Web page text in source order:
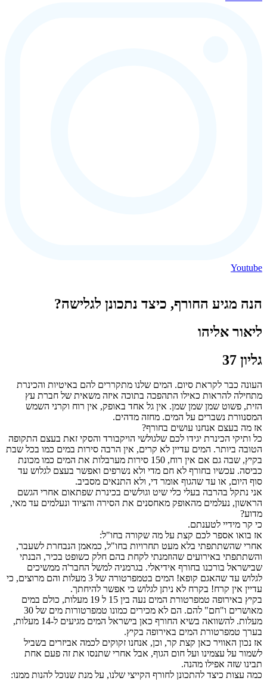
Youtube
הנה מגיע החורף, כיצד נתכונן לגלישה?
ליאור אליהו
גליון 37
העונה כבר לקראת סיום. המים שלנו מתקררים להם באיטיות והכינרת
מתחילה להראות כאילו התהפכה בתוכה איזה משאית של חברת עץ
הזית, פשוט שמן שמן שמן. אין גל אחד באופק, אין רוח וקרני השמש
המסנוורת נשברים על המים. מחזה מדהים.
אז מה בעצם אנחנו עושים בחורף?
כל ותיקי הכינרת יגידו לכם שלגולשי הויקבורד והסקי זאת בעצם התקופה
הטובה ביותר. המים עדיין לא קרים, אין הרבה סירות במים כמו בכל שבת
בקיץ, שבה גם אם אין רוח, 150 סירות מערבלות את המים כמו מכונת
כביסה. עכשיו בחורף לא חם מדי ולא נשרפים ואפשר בעצם לגלוש עד
סוף היום, או עד שהגוף אומר די, ולא התנאים מסביב.
אני נתקל בהרבה בעלי כלי שיט וגולשים בכינרת שפתאום אחרי הגשם
הראשון, נעלמים מהאופק מאחסנים את הסירה והציוד ונעלמים עד מאי,
מדוע?
כי קר מידיי לטענתם.
אז בואו אספר לכם קצת על מה שקורה בחו"ל:
אחרי שהשתתפתי בלא מעט תחרויות בחו"ל, כמאמן הנבחרת לשעבר,
והשתתפתי באירועים שהוזמנתי לקחת בהם חלק כשופט בכיר, הבנתי
שבישראל בורכנו בחורף אידיאלי. בגרמניה למשל החבר'ה ממשיכים
לגלוש עד שהאגם קופא! המים בטמפרטורה של 3 מעלות והם מרוצים, כי
עדיין אין קרח! בקרח לא ניתן לגלוש כי אפשר להיחתך.
בקיץ באירופה טמפרטורת המים נעה בין 15 ל 19 מעלות, כולם במים
מאושרים ו"חם" להם. הם לא מכירים כמונו טמפרטורות מים של 30
מעלות. להשוואה בשיא החורף כאן בישראל המים מגיעים ל-14 מעלות,
בערך טמפרטורת המים באירופה בקיץ.
אז נכון האוויר כאן קצת קר, וכן, אנחנו זקוקים לכמה אביזרים בשביל
לשמור על עצמינו ועל חום הגוף, אבל אחרי שתנסו את זה פעם אחת
תבינו שזה אפילו מהנה.
כמה עצות כיצד להתכונן לחורף הקייצי שלנו, על מנת שנוכל להנות ממנו: